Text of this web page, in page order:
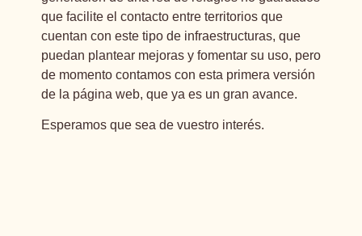
que facilite el contacto entre territorios que
cuentan con este tipo de infraestructuras, que
puedan plantear mejoras y fomentar su uso, pero
de momento contamos con esta primera versión
de la página web, que ya es un gran avance.
Esperamos que sea de vuestro interés.